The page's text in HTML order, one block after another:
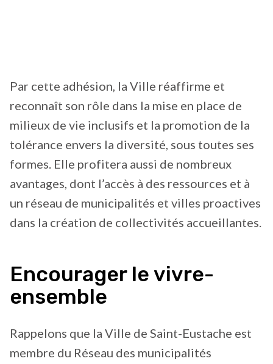
Par cette adhésion, la Ville réaffirme et
reconnaît son rôle dans la mise en place de
milieux de vie inclusifs et la promotion de la
tolérance envers la diversité, sous toutes ses
formes. Elle profitera aussi de nombreux
avantages, dont l’accès à des ressources et à
un réseau de municipalités et villes proactives
dans la création de collectivités accueillantes.
Encourager le vivre-
ensemble
Rappelons que la Ville de Saint-Eustache est
membre du Réseau des municipalités